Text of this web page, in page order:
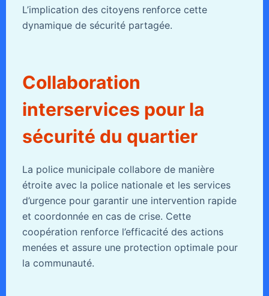
L’implication des citoyens renforce cette
dynamique de sécurité partagée.
Collaboration
interservices pour la
sécurité du quartier
La police municipale collabore de manière
étroite avec la police nationale et les services
d’urgence pour garantir une intervention rapide
et coordonnée en cas de crise. Cette
coopération renforce l’efficacité des actions
menées et assure une protection optimale pour
la communauté.